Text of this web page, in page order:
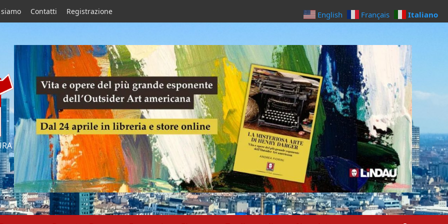
Contatti Registrazione English Français Italiano